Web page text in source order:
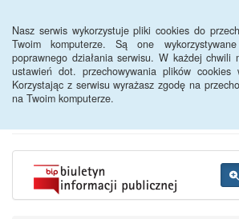
Nasz serwis wykorzystuje pliki cookies do
Twoim komputerze. Są one
poprawnego działania serwisu. W każdej chwili
ustawień dot. przechowywania plików cookies
Korzystając z serwisu wyrażasz zgodę na
na Twoim komputerze.
BIP - Urząd
Wyśmierzyce